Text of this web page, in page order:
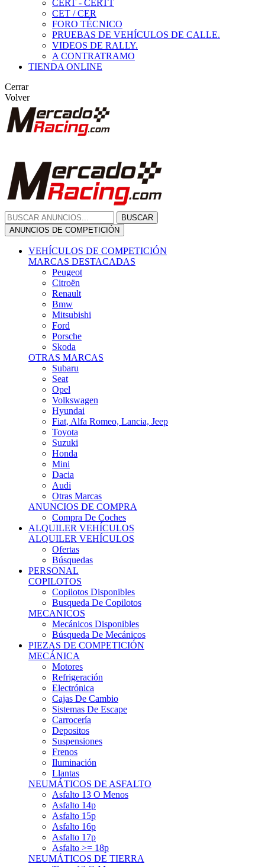
CERT - CERTT
CET / CER
FORO TÉCNICO
PRUEBAS DE VEHÍCULOS DE CALLE.
VIDEOS DE RALLY.
A CONTRATRAMO
TIENDA ONLINE
Cerrar
Volver
BUSCAR
ANUNCIOS DE COMPETICIÓN
VEHÍCULOS DE COMPETICIÓN
MARCAS DESTACADAS
Peugeot
Citroën
Renault
Bmw
Mitsubishi
Ford
Porsche
Skoda
OTRAS MARCAS
Subaru
Seat
Opel
Volkswagen
Hyundai
Fiat, Alfa Romeo, Lancia, Jeep
Toyota
Suzuki
Honda
Mini
Dacia
Audi
Otras Marcas
ANUNCIOS DE COMPRA
Compra De Coches
ALQUILER VEHÍCULOS
ALQUILER VEHÍCULOS
Ofertas
Búsquedas
PERSONAL
COPILOTOS
Copilotos Disponibles
Busqueda De Copilotos
MECANICOS
Mecánicos Disponibles
Búsqueda De Mecánicos
PIEZAS DE COMPETICIÓN
MECÁNICA
Motores
Refrigeración
Electrónica
Cajas De Cambio
Sistemas De Escape
Carrocería
Depositos
Suspensiones
Frenos
Iluminación
Llantas
NEUMÁTICOS DE ASFALTO
Asfalto 13 O Menos
Asfalto 14p
Asfalto 15p
Asfalto 16p
Asfalto 17p
Asfalto >= 18p
NEUMÁTICOS DE TIERRA
Tierra 13 O Menos
Tierra 14p